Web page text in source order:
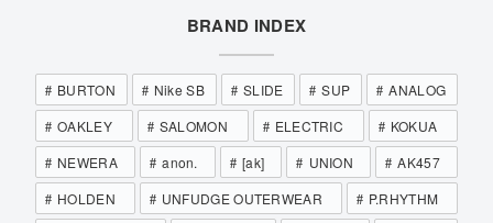
BRAND INDEX
BURTON Nike SB SLIDE SUP
ANALOG
OAKLEY
SALOMON ELECTRIC
KOKUA
NEWERA
anon. [ak] UNION
AK457
HOLDEN
UNFUDGE OUTERWEAR
P.RHYTHM